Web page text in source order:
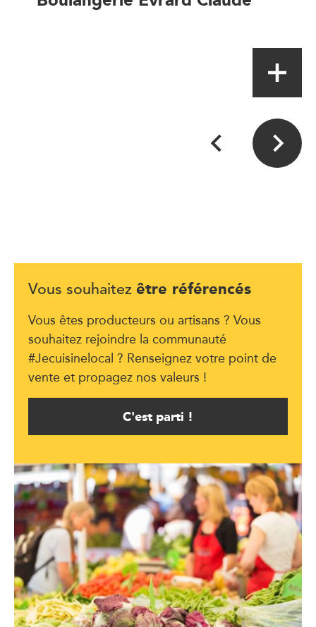
Vous souhaitez être référencés
Vous êtes producteurs ou artisans ? Vous
souhaitez rejoindre la communauté
#Jecuisinelocal ? Renseignez votre point de
vente et propagez nos valeurs !
C'est parti !